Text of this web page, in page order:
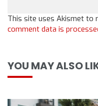
This site uses Akismet to
comment data is
YOU MAY ALSO